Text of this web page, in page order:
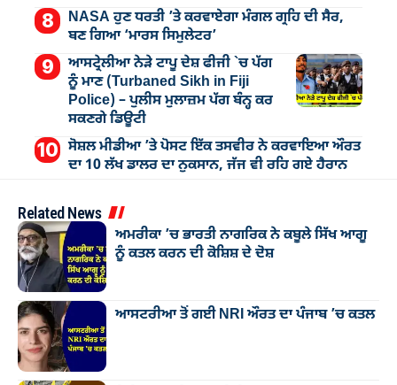
NASA ਹੁਣ ਧਰਤੀ ’ਤੇ ਕਰਵਾਏਗਾ ਮੰਗਲ ਗ੍ਰਹਿ ਦੀ ਸੈਰ,
ਬਣ ਗਿਆ ‘ਮਾਰਸ ਸਿਮੁਲੇਟਰ’
ਆਸਟ੍ਰੇਲੀਆ ਨੇੜੇ ਟਾਪੂ ਦੇਸ਼ ਫੀਜੀ `ਚ ਪੱਗ
ਨੂੰ ਮਾਣ (Turbaned Sikh in Fiji
Police) – ਪੁਲੀਸ ਮੁਲਾਜ਼ਮ ਪੱਗ ਬੰਨ੍ਹ ਕਰ
ਸਕਣਗੇ ਡਿਊਟੀ
ਸੋਸ਼ਲ ਮੀਡੀਆ ’ਤੇ ਪੋਸਟ ਇੱਕ ਤਸਵੀਰ ਨੇ ਕਰਵਾਇਆ ਔਰਤ
ਦਾ 10 ਲੱਖ ਡਾਲਰ ਦਾ ਨੁਕਸਾਨ, ਜੱਜ ਵੀ ਰਹਿ ਗਏ ਹੈਰਾਨ
Related News
ਅਮਰੀਕਾ ’ਚ ਭਾਰਤੀ ਨਾਗਰਿਕ ਨੇ ਕਬੂਲੇ ਸਿੱਖ ਆਗੂ
ਨੂੰ ਕਤਲ ਕਰਨ ਦੀ ਕੋਸ਼ਿਸ਼ ਦੇ ਦੋਸ਼
ਆਸਟਰੀਆ ਤੋਂ ਗਈ NRI ਔਰਤ ਦਾ ਪੰਜਾਬ ’ਚ ਕਤਲ